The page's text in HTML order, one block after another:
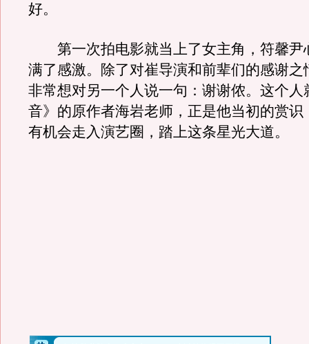
好。
第一次拍电影就当上了女主角，符馨尹
满了感激。除了对崔导演和前辈们的感谢之
非常想对另一个人说一句：谢谢侬。这个人
音》的原作者海岩老师，正是他当初的赏识
有机会走入演艺圈，踏上这条星光大道。